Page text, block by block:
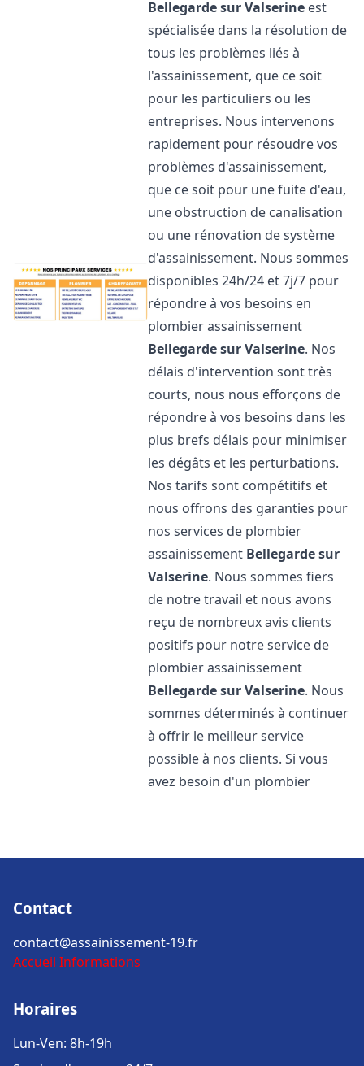
Bellegarde sur Valserine est
spécialisée dans la résolution de
tous les problèmes liés à
l'assainissement, que ce soit
pour les particuliers ou les
entreprises. Nous intervenons
rapidement pour résoudre vos
problèmes d'assainissement,
que ce soit pour une fuite d'eau,
une obstruction de canalisation
ou une rénovation de système
d'assainissement. Nous sommes
disponibles 24h/24 et 7j/7 pour
répondre à vos besoins en
plombier assainissement
Bellegarde sur Valserine. Nos
délais d'intervention sont très
courts, nous nous efforçons de
répondre à vos besoins dans les
plus brefs délais pour minimiser
les dégâts et les perturbations.
Nos tarifs sont compétitifs et
nous offrons des garanties pour
nos services de plombier
assainissement Bellegarde sur
Valserine. Nous sommes fiers
de notre travail et nous avons
reçu de nombreux avis clients
positifs pour notre service de
plombier assainissement
Bellegarde sur Valserine. Nous
sommes déterminés à continuer
à offrir le meilleur service
possible à nos clients. Si vous
avez besoin d'un plombier
Contact
contact@assainissement-19.fr
Accueil Informations
Horaires
Lun-Ven: 8h-19h